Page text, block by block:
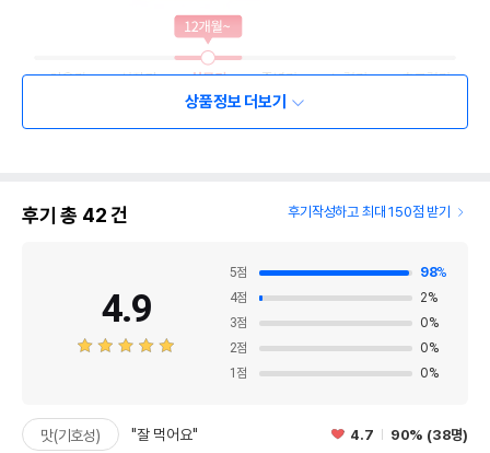
상품정보 더보기
후기 총 42건 후기작성하고 최대 150점 받기
4.9
5점 98%
4점 2%
3점 0%
2점 0%
1 점 0%
맛(기호성) "잘 먹어요" 4.7 90% (38명)